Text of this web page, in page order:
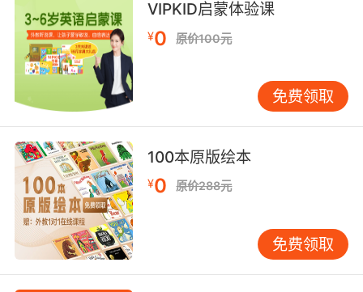
内容简介
本册为《蛐蛐与蝈蝈》。根据北京童谣《蝈蝈和
生动传神的画面，感觉一定很奇妙。
从一块小石子花纹中看到的世界，比一整架玩具
里润藏的想象力还要多！《野孩子》这个系列的
图画书的作者在创作时想的就是乡村儿童。他有
乡村小学上课经验，了解一些他们的认知特点(与
城里孩子是大不同的)，这些书就是为他们创作
的，用孩子们熟悉的自然元素讲故事是这套书的
VIPKID启蒙体验课
¥0 原价100元
免费领取
100本原版绘本
¥0 原价288元
免费领取